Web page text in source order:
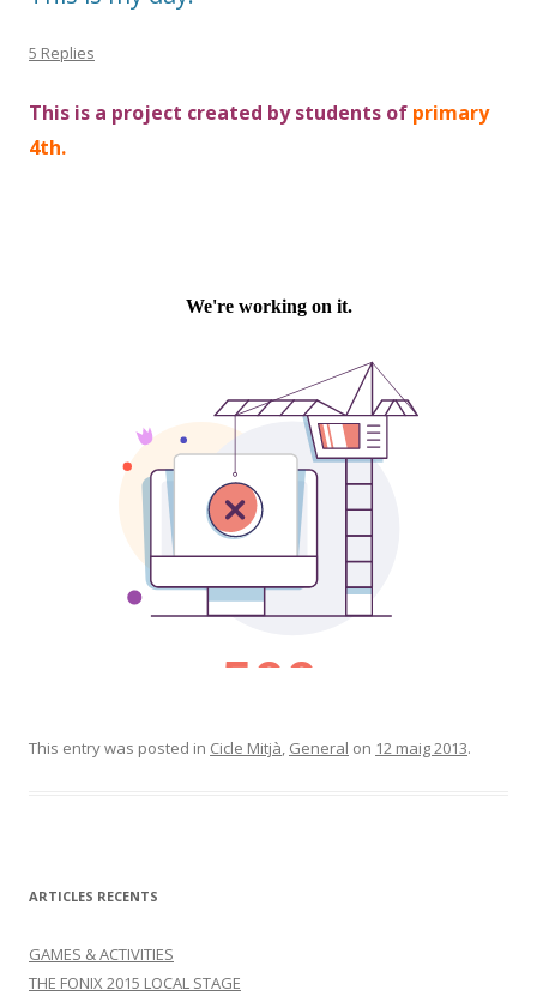
5 Replies
This is a project created by students of primary
4th.
This entry was posted in Cicle Mitjà, General on 12 maig 2013.
ARTICLES RECENTS
GAMES & ACTIVITIES
THE FONIX 2015 LOCAL STAGE